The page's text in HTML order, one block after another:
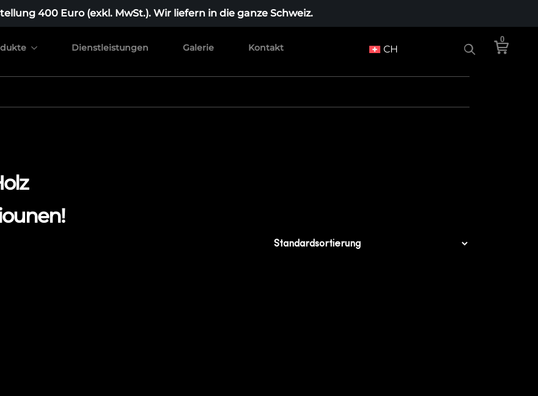
400 Euro (exkl. MwSt.). Wir liefern in die ganze Schweiz.
Dienstleistungen Galerie Kontakt CH
0